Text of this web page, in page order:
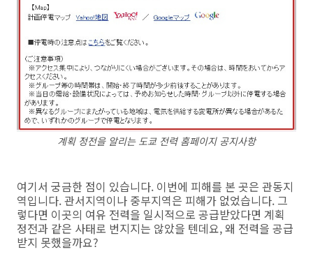
계획 정전을 알리는 도쿄 전력 홈페이지 공지사항
여기서 궁금한 점이 있습니다. 이번에 피해를 본 곳은 관동지
역입니다. 관서지역이나 중부지역은 피해가 없었습니다. 그
렇다면 이곳의 여유 전력을 일시적으로 공급받았다면 계획
정전과 같은 사태로 번지지는 않았을 텐데요, 왜 전력을 공급
받지 못했을까요?